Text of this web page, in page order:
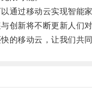
过移动云实现智能家
新将不断更新人们对
移动云，让我们共同